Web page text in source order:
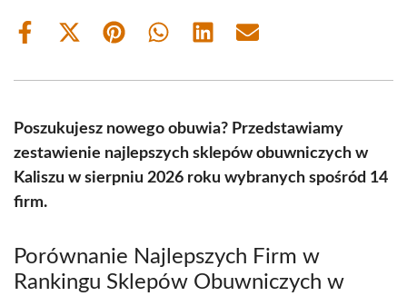
Share
Share
(Twitter)
Share Share Share Share
Poszukujesz nowego obuwia? Przedstawiamy
zestawienie najlepszych sklepów obuwniczych w
Kaliszu w sierpniu 2026 roku wybranych spośród 14
firm.
Porównanie Najlepszych Firm w
Rankingu Sklepów Obuwniczych w